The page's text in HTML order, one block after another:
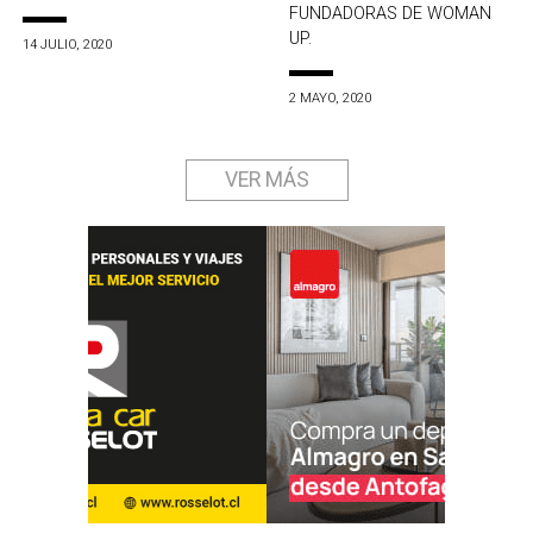
14 JULIO, 2020
FUNDADORAS DE WOMAN
UP.
2 MAYO, 2020
VER MÁS